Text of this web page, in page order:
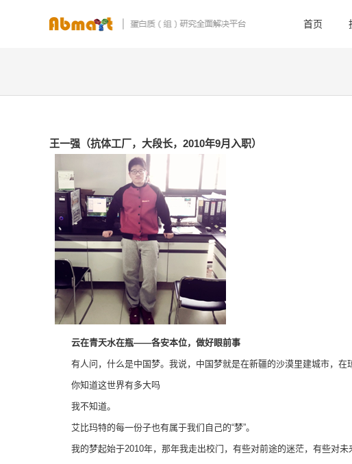
首页
王一强（抗体工厂，大段长，2010年9月入职）
云在青天水在瓶——各安本位，做好眼前事
有人问，什么是中国梦。我说，中国梦就是在新疆的沙漠里建城市，在
你知道这世界有多大吗
我不知道。
艾比玛特的每一份子也有属于我们自己的“梦”。
我的梦起始于2010年，那年我走出校门，有些对前途的迷茫，有些对